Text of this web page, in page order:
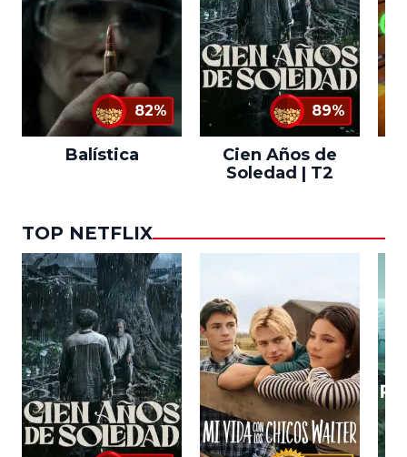
82%
Balística
89%
Cien Años de
Soledad | T2
TOP NETFLIX